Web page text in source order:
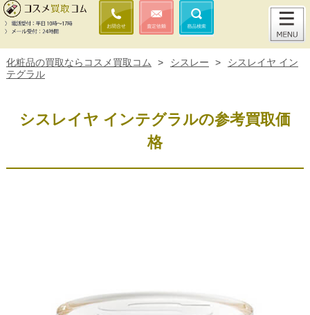
化粧品の買取ならコスメ買取コム > シスレー >
シスレイヤ イン
テグラル
シスレイヤ インテグラルの参考買取価
格